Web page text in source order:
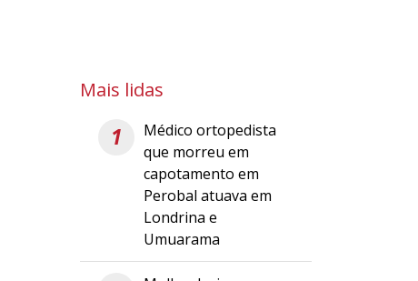
Mais lidas
1
Médico ortopedista
que morreu em
capotamento em
Perobal atuava em
Londrina e
Umuarama